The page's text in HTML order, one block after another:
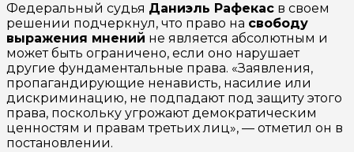
Федеральный судья Даниэль Рафекас в своем
решении подчеркнул, что право на свободу
выражения мнений не является абсолютным и
может быть ограничено, если оно нарушает
другие фундаментальные права. «Заявления,
пропагандирующие ненависть, насилие или
дискриминацию, не подпадают под защиту этого
права, поскольку угрожают демократическим
ценностям и правам третьих лиц», — отметил он в
постановлении.